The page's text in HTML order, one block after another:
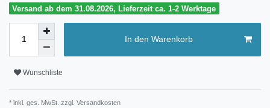
Versand ab dem 31.08.2026, Lieferzeit ca. 1-2 Werktage
In den Warenkorb
Wunschliste
* inkl. ges. MwSt. zzgl. Versandkosten